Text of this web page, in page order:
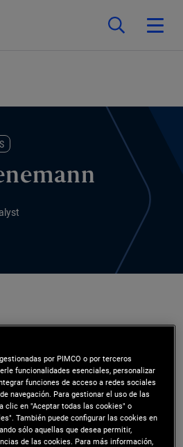
vice president and
manager in the Sydney
held quantitative research
roles in the Singapore
has a focus on portfolio
por PIMCO o por terceros
funcionalidades esenciales, personalizar
funciones de acceso a redes sociales
navegación. Para gestionar el uso de las
clic en "Aceptar todas las cookies" o
También puede configurar las cookies en
sólo aquellas que desea permitir,
de las cookies. Para más información,